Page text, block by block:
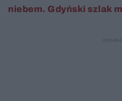
niebem. Gdyński szlak